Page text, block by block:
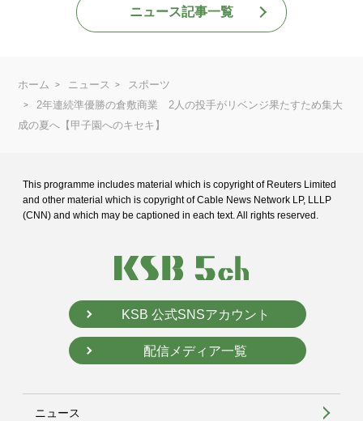
ニュース記事一覧
ホーム ニュース
スポーツ
2年連続準優勝の倉敷商業 2人の投手がリベンジ果たすため集大
成の夏へ【甲子園へのキセキ】
This programme includes material which is copyright of Reuters Limited
and other material which is copyright of Cable News Network LP, LLLP
(CNN) and which may be captioned in each text. All rights reserved.
KSB 公式SNSアカウント
配信メディア一覧
ニュース